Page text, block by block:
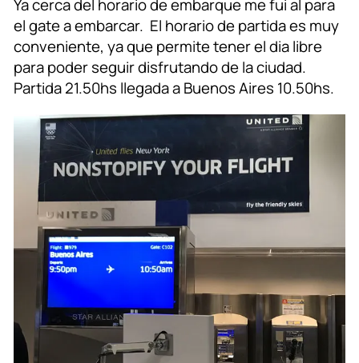
Ya cerca del horario de embarque me fui al para
el gate a embarcar. El horario de partida es muy
conveniente, ya que permite tener el dia libre
para poder seguir disfrutando de la ciudad.
Partida 21.50hs llegada a Buenos Aires 10.50hs.